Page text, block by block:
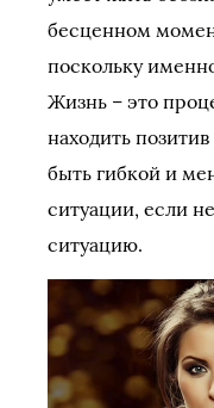
бесценном
поскольку
Жизнь – это
находить
быть гибкой и
ситуации, если
ситуацию.